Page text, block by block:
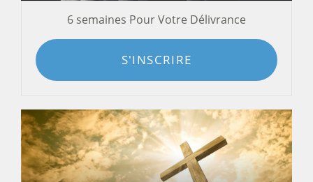
6 semaines Pour Votre Délivrance
S'INSCRIRE